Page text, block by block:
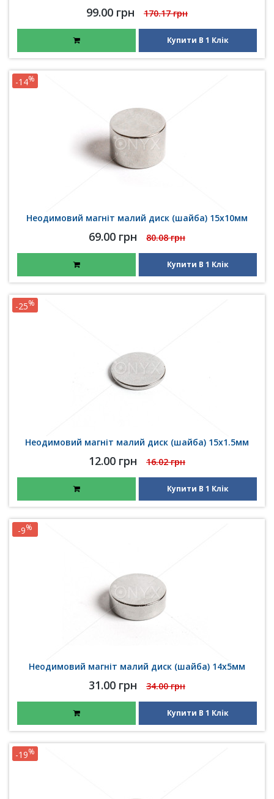
99.00 грн 170.17 грн
Купити В 1 Клік
Неодимовий магніт малий диск (шайба) 15х10мм
69.00 грн 80.08 грн
-14%
Купити В 1 Клік
Неодимовий магніт малий диск (шайба) 15х1.5мм
12.00 грн 16.02 грн
-25%
Купити В 1 Клік
Неодимовий магніт малий диск (шайба) 14х5мм
31.00 грн 34.00 грн
-9%
Купити В 1 Клік
-19%